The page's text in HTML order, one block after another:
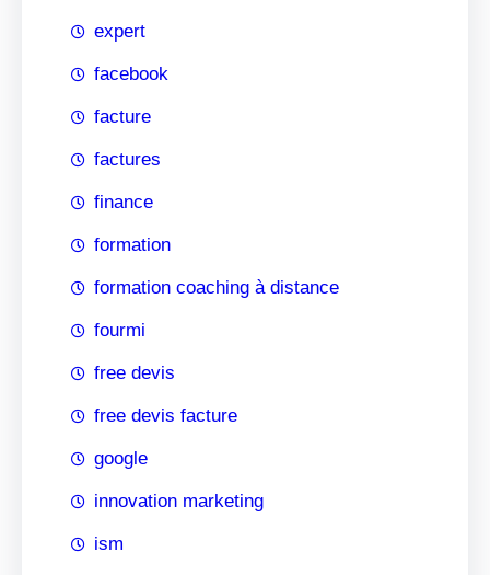
expert
facebook
facture
factures
finance
formation
formation coaching à distance
fourmi
free devis
free devis facture
google
innovation marketing
ism